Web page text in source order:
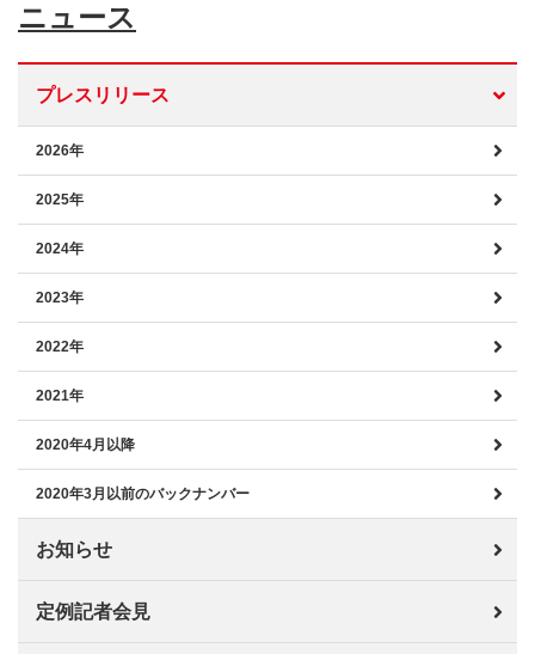
ニュース
プレスリリース
2026年
2025年
2024年
2023年
2022年
2021年
2020年4月以降
2020年3月以前のバックナンバー
お知らせ
定例記者会見